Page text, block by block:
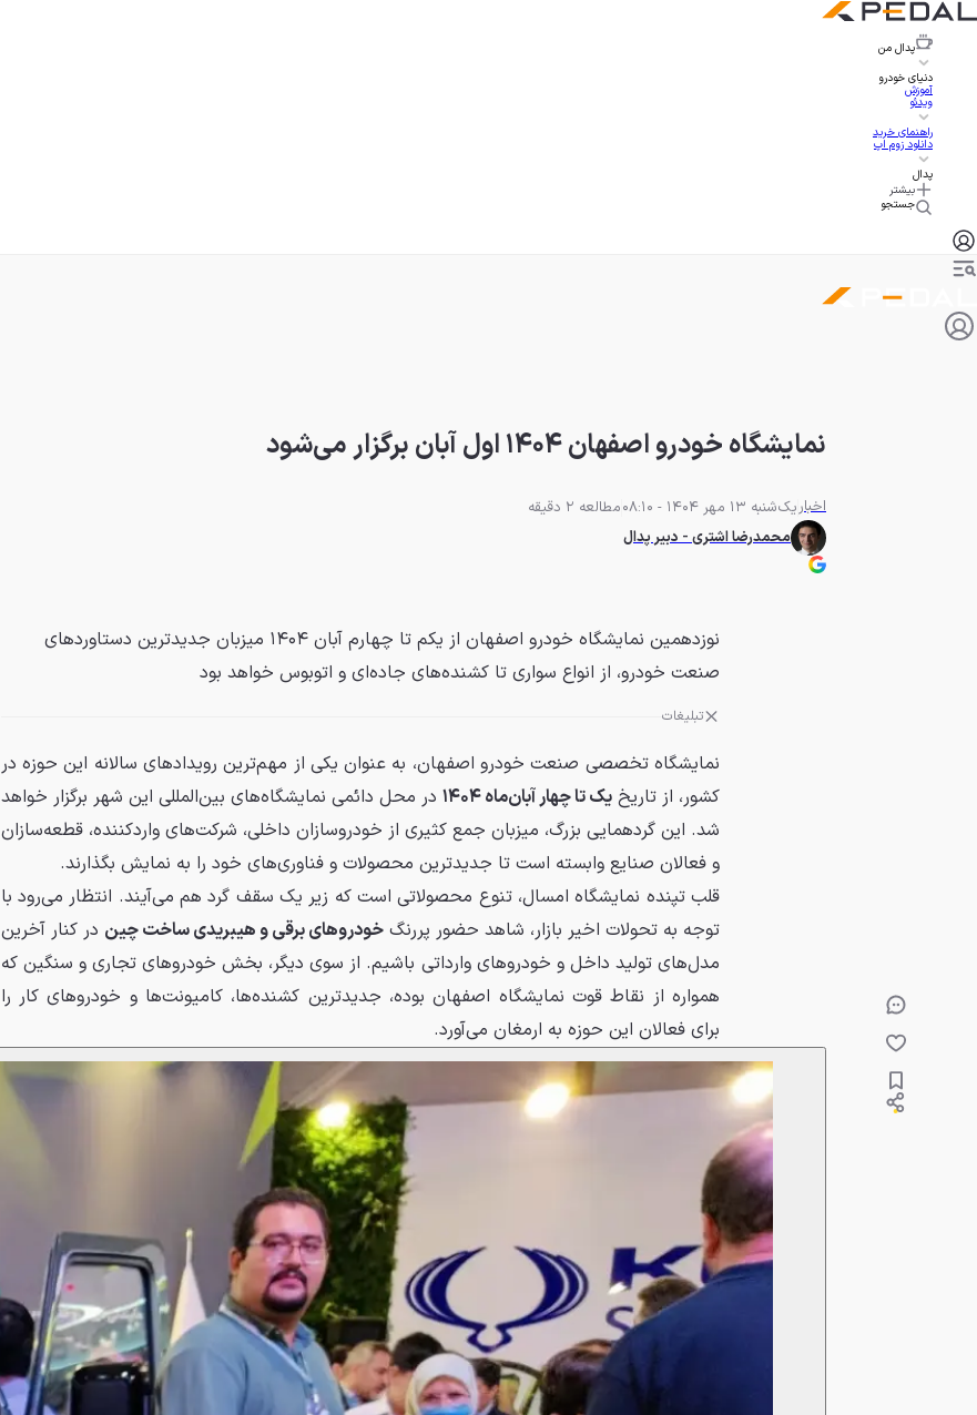
پدال من
دنیای خودرو
آموزش
ویدئو
راهنمای خرید
دانلود زوم اپ
پدال
بیشتر
جستجو
نمایشگاه خودرو اصفهان ۱۴۰۴ اول آبان برگزار می‌شود
اخباریک‌شنبه 13 مهر 1404 - 08:10
مطالعه 2 دقیقه
محمدرضا اشتری - دبیر پدال
نوزدهمین نمایشگاه خودرو اصفهان از یکم تا چهارم آبان ۱۴۰۴ میزبان جدیدترین دستاوردهای
صنعت خودرو، از انواع سواری تا کشنده‌های جاده‌ای و اتوبوس خواهد بود
تبلیغات
نمایشگاه تخصصی صنعت خودرو اصفهان، به عنوان یکی از مهم‌ترین رویدادهای سالانه این حوزه در
کشور، از تاریخیک تا چهار آبان‌ماه ۱۴۰۴
در محل دائمی نمایشگاه‌های بین‌المللی این شهر برگزار خواهد
شد. این گردهمایی بزرگ، میزبان جمع کثیری از خودروسازان داخلی، شرکت‌های واردکننده، قطعه‌سازان
و فعالان صنایع وابسته است تا جدیدترین محصولات و فناوری‌های خود را به نمایش بگذارند.
قلب تپنده نمایشگاه امسال، تنوع محصولاتی است که زیر یک سقف گرد هم می‌آیند. انتظار می‌رود با
توجه به تحولات اخیر بازار، شاهد حضور پررنگخودروهای برقی و هیبریدی ساخت چین در کنار آخرین
مدل‌های تولید داخل و خودروهای وارداتی باشیم. از سوی دیگر، بخش خودروهای تجاری و سنگین که
همواره از نقاط قوت نمایشگاه اصفهان بوده، جدیدترین کشنده‌ها، کامیونت‌ها و خودروهای کار را
برای فعالان این حوزه به ارمغان می‌آورد.